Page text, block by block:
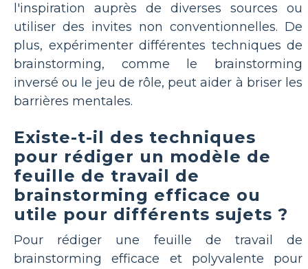
l'inspiration auprès de diverses sources ou
utiliser des invites non conventionnelles. De
plus, expérimenter différentes techniques de
brainstorming, comme le brainstorming
inversé ou le jeu de rôle, peut aider à briser les
barrières mentales.
Existe-t-il des techniques
pour rédiger un modèle de
feuille de travail de
brainstorming efficace ou
utile pour différents sujets ?
Pour rédiger une feuille de travail de
brainstorming efficace et polyvalente pour